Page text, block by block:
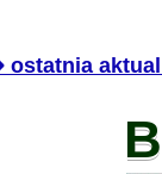
ostatnia